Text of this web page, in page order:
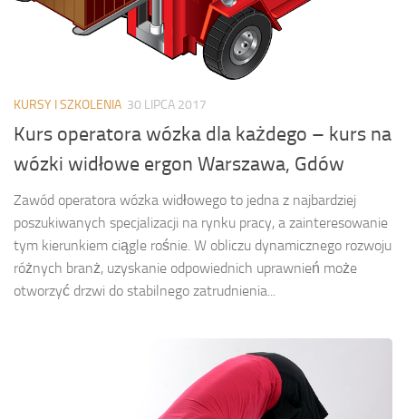
KURSY I SZKOLENIA 30 LIPCA 2017
Kurs operatora wózka dla każdego – kurs na
wózki widłowe ergon Warszawa, Gdów
Zawód operatora wózka widłowego to jedna z najbardziej
poszukiwanych specjalizacji na rynku pracy, a zainteresowanie
tym kierunkiem ciągle rośnie. W obliczu dynamicznego rozwoju
różnych branż, uzyskanie odpowiednich uprawnień może
otworzyć drzwi do stabilnego zatrudnienia...